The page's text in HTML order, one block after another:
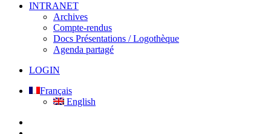
INTRANET
Archives
Compte-rendus
Docs Présentations / Logothèque
Agenda partagé
LOGIN
Français
English